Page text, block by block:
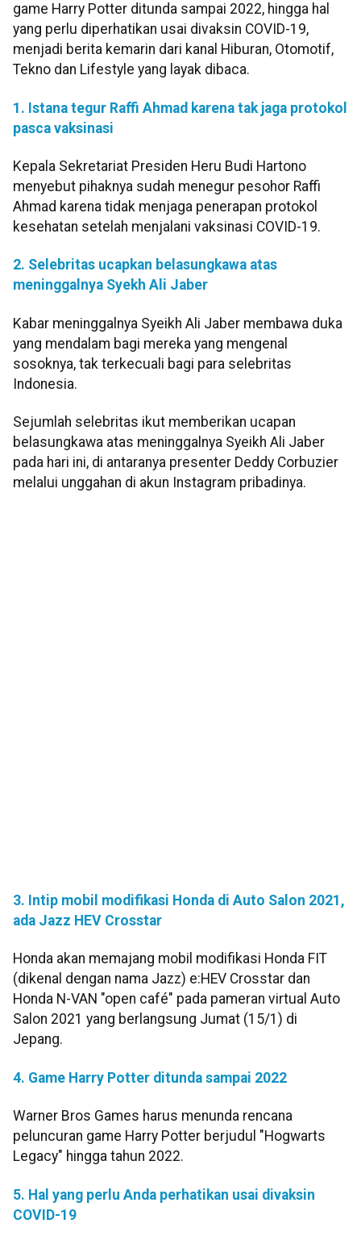
game Harry Potter ditunda sampai 2022, hingga hal
yang perlu diperhatikan usai divaksin COVID-19,
menjadi berita kemarin dari kanal Hiburan, Otomotif,
Tekno dan Lifestyle yang layak dibaca.
1. Istana tegur Raffi Ahmad karena tak jaga protokol
pasca vaksinasi
Kepala Sekretariat Presiden Heru Budi Hartono
menyebut pihaknya sudah menegur pesohor Raffi
Ahmad karena tidak menjaga penerapan protokol
kesehatan setelah menjalani vaksinasi COVID-19.
2. Selebritas ucapkan belasungkawa atas
meninggalnya Syekh Ali Jaber
Kabar meninggalnya Syeikh Ali Jaber membawa duka
yang mendalam bagi mereka yang mengenal
sosoknya, tak terkecuali bagi para selebritas
Indonesia.
Sejumlah selebritas ikut memberikan ucapan
belasungkawa atas meninggalnya Syeikh Ali Jaber
pada hari ini, di antaranya presenter Deddy Corbuzier
melalui unggahan di akun Instagram pribadinya.
3. Intip mobil modifikasi Honda di Auto Salon 2021,
ada Jazz HEV Crosstar
Honda akan memajang mobil modifikasi Honda FIT
(dikenal dengan nama Jazz) e:HEV Crosstar dan
Honda N-VAN "open café" pada pameran virtual Auto
Salon 2021 yang berlangsung Jumat (15/1) di
Jepang.
4. Game Harry Potter ditunda sampai 2022
Warner Bros Games harus menunda rencana
peluncuran game Harry Potter berjudul "Hogwarts
Legacy" hingga tahun 2022.
5. Hal yang perlu Anda perhatikan usai divaksin
COVID-19